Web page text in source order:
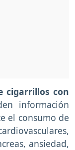
cigarrillos con
información
el consumo de
ansiedad,